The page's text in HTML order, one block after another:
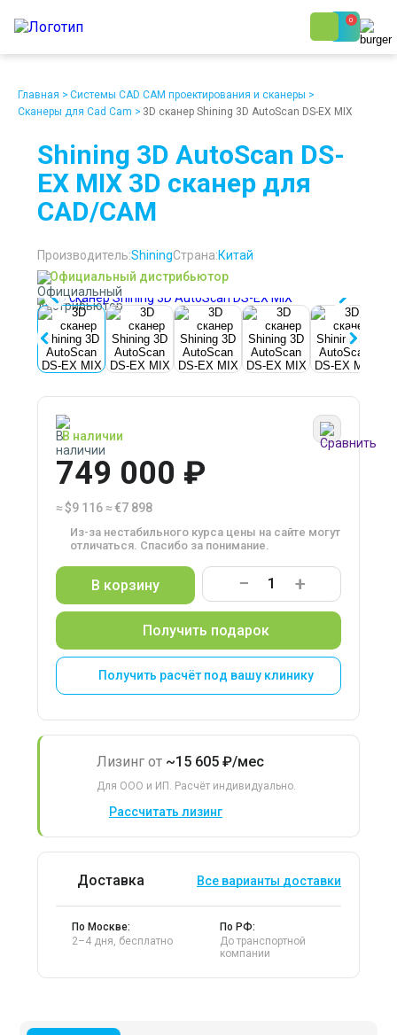
0
Ежедневно с 9:00 до 19:00
О компании
Кредит/Лизинг
Проект клиники
Наши клиенты
Главная > Системы CAD CAM проектирования и сканеры >
Сканеры для Cad Cam > 3D сканер Shining 3D AutoScan DS-EX MIX
Shining 3D AutoScan DS-
EX MIX 3D сканер для
CAD/CAM
Производитель:ShiningСтрана:Китай
Официальный дистрибьютор
В наличии
749 000 ₽
≈$9 116≈ €7 898
Из-за нестабильного курса цены на сайте могут
отличаться. Спасибо за понимание.
В корзину − +
Получить подарок
Получить расчёт под вашу клинику
Лизинг от ~15 605 ₽/мес
Для ООО и ИП. Расчёт индивидуально.
Рассчитать лизинг
Доставка Все варианты доставки
По Москве:
2–4 дня, бесплатно
По РФ:
До транспортной
компании